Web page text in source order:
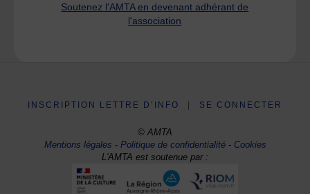
Soutenez l'AMTA en devenant adhérant de
l'association
INSCRIPTION LETTRE D’INFO SE CONNECTER
© AMTA
Mentions légales -Politique de confidentialité- Cookies
L'AMTA est soutenue par :